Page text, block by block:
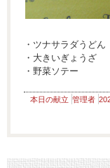
・ツナサラダうどん
・大きいぎょうざ
・野菜ソテー
本日の献立 管理者